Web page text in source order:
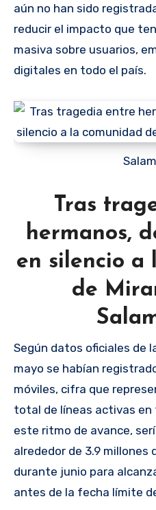
aún no han sido
reducir el impacto que
masiva sobre usuarios,
digitales en todo el país.
Tras
hermanos,
en silencio a
de
Según datos oficiales de
mayo se habían
móviles, cifra que
total de líneas activas en
este ritmo de avance,
alrededor de 3.9 millones
durante junio para
antes de la fecha límite